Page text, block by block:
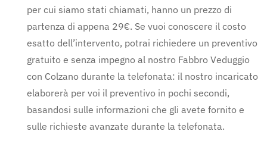
per cui siamo stati chiamati, hanno un prezzo di
partenza di appena 29€. Se vuoi conoscere il costo
esatto dell’intervento, potrai richiedere un preventivo
gratuito e senza impegno al nostro Fabbro Veduggio
con Colzano durante la telefonata: il nostro incaricato
elaborerà per voi il preventivo in pochi secondi,
basandosi sulle informazioni che gli avete fornito e
sulle richieste avanzate durante la telefonata.